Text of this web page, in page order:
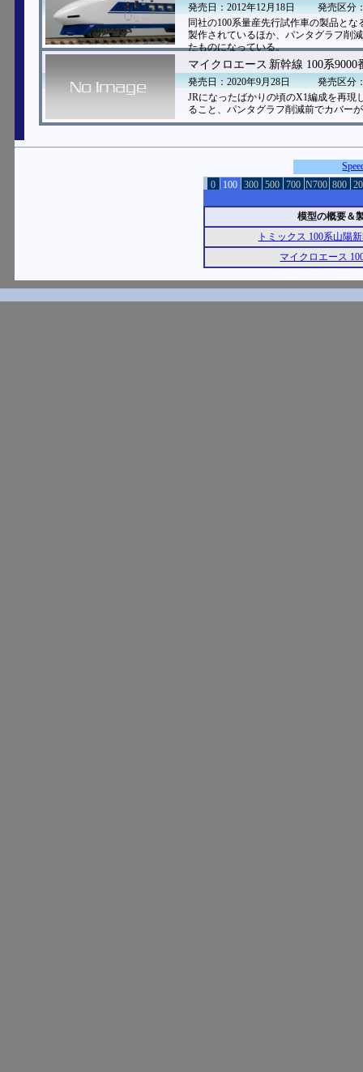
発売日：2012年12月18日
発売区分
同社の100系量産先行試作車の製品と
製作されているほか、パンタグラフ削
たものになっている。
マイクロエース 新幹線 100系
発売日：2020年9月28日
発売区分
JRになったばかりの頃のX1編成を再現
ること、パンタグラフ削減前でカバー
0
100 300 500 700 N700 800
模型の概要＆
トミックス 100系山陽
マイクロエース